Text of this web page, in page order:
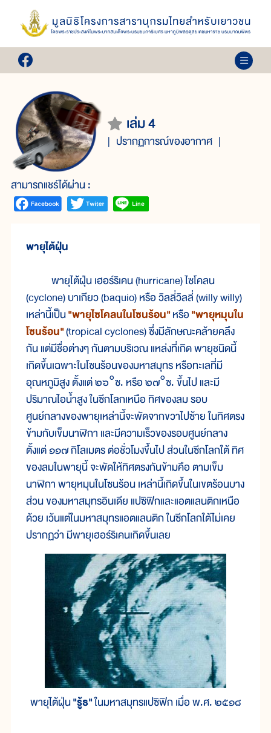
เล่ม 4
ปรากฏการณ์ของอากาศ
สามารถแชร์ได้ผ่าน :
พายุไต้ฝุ่น
พายุไต้ฝุ่น เฮอร์ริเคน (hurricane) ไซโคลน
(cyclone) บาเกียว (baquio) หรือ วิลลี่วิลลี่ (willy willy)
เหล่านี้เป็น"พายุไซโคลนในโซนร้อน"หรือ"พายุหมุนใน
โซนร้อน"(tropical cyclones) ซึ่งมีลักษณะคล้ายคลึง
กัน แต่มีชื่อต่างๆ กันตามบริเวณ แหล่งที่เกิด พายุชนิดนี้
เกิดขึ้นเฉพาะในโซนร้อนของมหาสมุทร หรือทะเลที่มี
อุณหภูมิสูง ตั้งแต่ ๒๖°ซ. หรือ ๒๗°ซ. ขึ้นไป และมี
ปริมาณไอน้ำสูง ในซีกโลกเหนือ ทิศของลม รอบ
ศูนย์กลางของพายุเหล่านี้จะพัดจากขวาไปซ้าย ในทิศตรง
ข้ามกับเข็มนาฬิกา และมีความเร็วของรอบศูนย์กลาง
ตั้งแต่ ๑๑๗ กิโลเมตร ต่อชั่วโมงขึ้นไป ส่วนในซีกโลกใต้ ทิศ
ของลมในพายุนี้ จะพัดให้ทิศตรงกันข้ามคือ ตามเข็ม
นาฬิกา พายุหมุนในโซนร้อน เหล่านี้เกิดขึ้นในเขตร้อนบาง
ส่วน ของมหาสมุทรอินเดีย แปซิฟิกและแอตแลนติกเหนือ
ด้วย เว้นแต่ในมหาสมุทรแอตแลนติก ในซีกโลกใต้ไม่เคย
ปรากฏว่า มีพายุเฮอร์ริเคนเกิดขึ้นเลย
พายุไต้ฝุ่น"รู้ธ"ในมหาสมุทรแปซิฟิก เมื่อ พ.ศ. ๒๕๑๘